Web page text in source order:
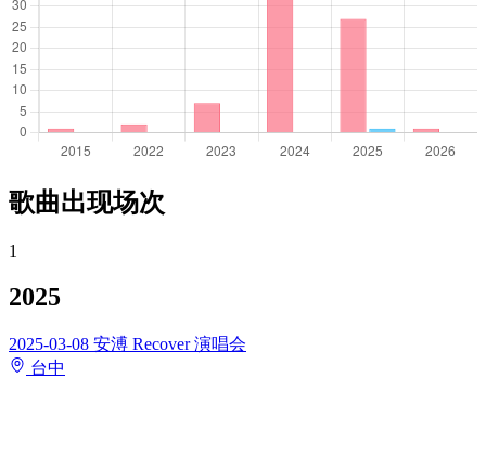
歌曲出现场次
1
2025
2025-03-08 安溥 Recover 演唱会
台中